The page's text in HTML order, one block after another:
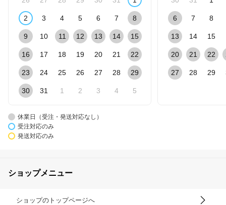
2 3 4 5 6 7 8
9 10 11 12 13 14 15
16 17 18 19 20 21 22
23 24 25 26 27 28 29
30 31 1 2 3 4 5
6 7 8
13 14 15
20 21 22
27 28 29
休業日（受注・発送対応なし）
受注対応のみ
発送対応のみ
ショップメニュー
ショップのトップページへ